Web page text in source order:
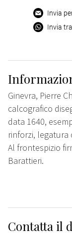
Invia
Invia
Ginevra, Pierre
calcografico
data 1640,
rinforzi, legatura
Al frontespizio
Barattieri.
Contatta il